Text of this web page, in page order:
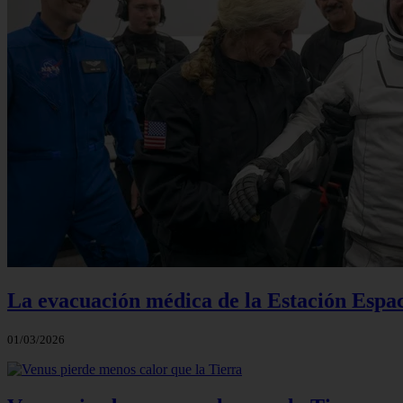
La evacuación médica de la Estación
01/03/2026